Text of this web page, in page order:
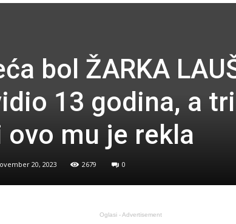
bol ŽARKA
13 godina, a
mu je rekla
20, 2023 2679 0
Oglasi - Advertisement